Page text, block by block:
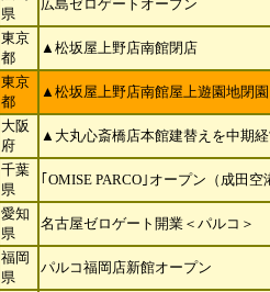
県
広島ゼロゲートオープン
東京
都
▲松坂屋上野店南館閉店
東京
都
▲松坂屋上野店南館屋上遊園地閉
大阪
府
▲大丸心斎橋店本館建替えを中期
千葉
県
｢OMISE PARCO｣オープン（成田
愛知
県
名古屋ゼロゲート開業＜パルコ＞
福岡
県
パルコ福岡店新館オープン